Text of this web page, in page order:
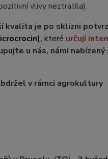
vlivy neztratila).
kvalita je po sklizni
, které určují
u nás, námi
v rámci agrokultury